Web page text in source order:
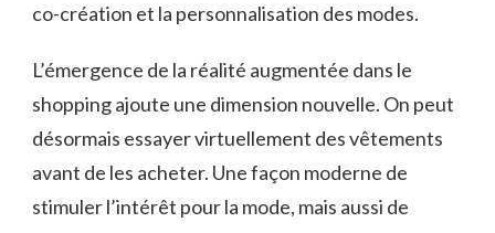
co-création et la personnalisation des modes.
L’émergence de la réalité augmentée dans le
shopping ajoute une dimension nouvelle. On peut
désormais essayer virtuellement des vêtements
avant de les acheter. Une façon moderne de
stimuler l’intérêt pour la mode, mais aussi de